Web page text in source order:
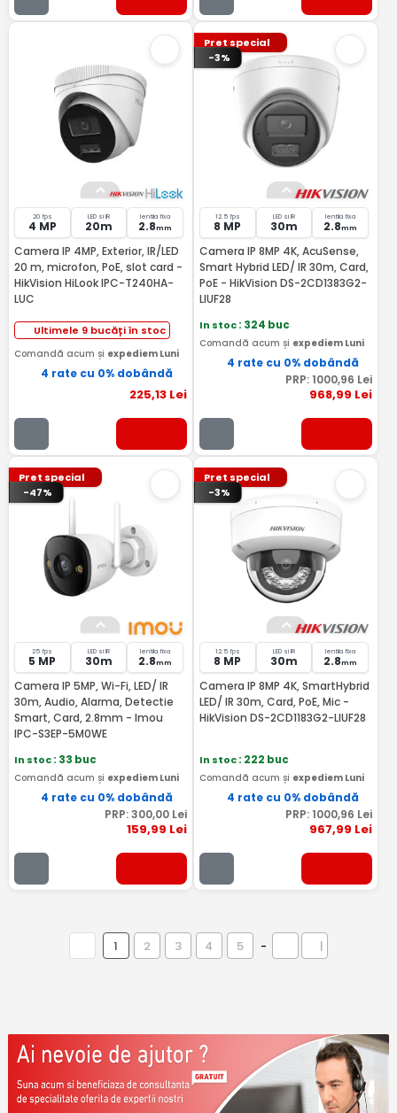
20 fps
4 MP
LED si IR
20m
lentila fixa
2.8mm
Camera IP 4MP, Exterior, IR/LED
20 m, microfon, PoE, slot card -
HikVision HiLook IPC-T240HA-
LUC
Ultimele 9 bucăți în stoc
Comandă acum și expediem Luni
4 rate cu 0% dobândă
225,13Lei
Pret special
-3%
12.5 fps
8 MP
LED si IR
30m
lentila fixa
2.8mm
Camera IP 8MP 4K, AcuSense,
Smart Hybrid LED/ IR 30m, Card,
PoE - HikVision DS-2CD1383G2-
LIUF28
In stoc: 324 buc
Comandă acum și expediem Luni
4 rate cu 0% dobândă
PRP: 1000,96 Lei
968,99 Lei
Pret special
-47%
25 fps
5 MP
LED si IR
30m
lentila fixa
2.8mm
Camera IP 5MP, Wi-Fi, LED/ IR
30m, Audio, Alarma, Detectie
Smart, Card, 2.8mm - Imou
IPC-S3EP-5M0WE
In stoc: 33 buc
Comandă acum și expediem Luni
4 rate cu 0% dobândă
PRP:300,00Lei
159,99 Lei
Pret special
-3%
12.5 fps
8 MP
LED si IR
30m
lentila fixa
2.8mm
Camera IP 8MP 4K, SmartHybrid
LED/ IR 30m, Card, PoE, Mic -
HikVision DS-2CD1183G2-LIUF28
In stoc: 222 buc
Comandă acum și expediem Luni
4 rate cu 0% dobândă
PRP: 1000,96 Lei
967,99 Lei
1 2 3 4 5 - |